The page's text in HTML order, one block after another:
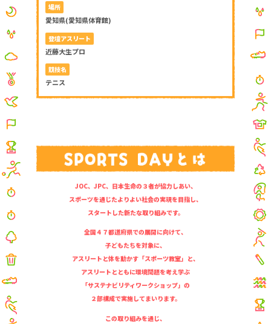
場所
愛知県(愛知県体育館)
登壇アスリート
近藤大生プロ
競技名
テニス
JOC、JPC、日本生命の３者が協力しあい、
スポーツを通じたよりよい社会の実現を目指し、
スタートした新たな取り組みです。
全国４７都道府県での展開に向けて、
子どもたちを対象に、
アスリートと体を動かす「スポーツ教室」と、
アスリートとともに環境問題を考え学ぶ
「サステナビリティワークショップ」の
２部構成で実施してまいります。
この取り組みを通じ、